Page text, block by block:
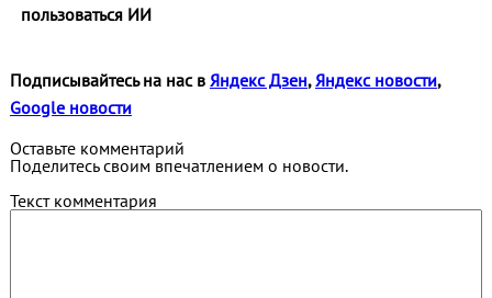
пользоваться ИИ
Подписывайтесь на нас в Яндекс Дзен,Яндекс новости,
Google новости
Оставьте комментарий
Поделитесь своим впечатлением о новости.
Текст комментария